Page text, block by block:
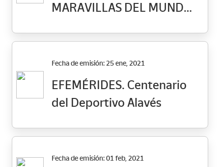
MARAVILLAS DEL MUNDO
Fecha de emisión: 25 ene, 2021
EFEMÉRIDES. Centenario
del Deportivo Alavés
Fecha de emisión: 01 feb, 2021